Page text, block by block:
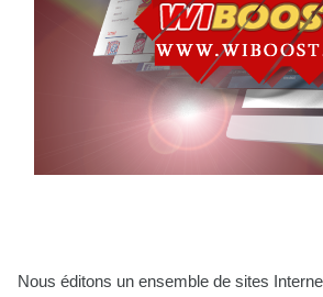
Nous éditons un ensemble de sites